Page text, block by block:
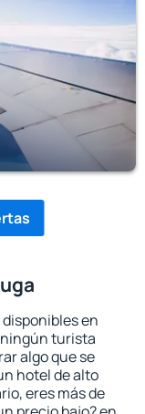
en
ningún turista
algo que se
hotel de alto
eres más de